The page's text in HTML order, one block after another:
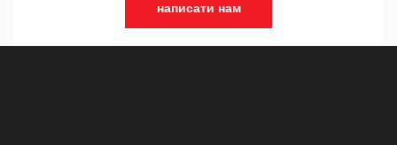
написати нам